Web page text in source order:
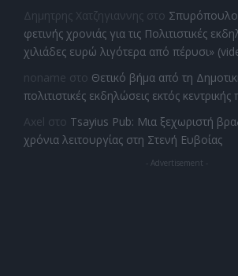
Δημητρης Χατζηγιαννης στο
φετινής χρονιάς για τις Πολιτιστικές
χιλιάδες ευρώ λιγότερα από πέρυσι»
noname στο Θετικό βήμα από τη
πολιτιστικές εκδηλώσεις εκτός κεντρικής
Axel στο Tsayius Pub: Μια ξεχωριστή
χρόνια λειτουργίας στη Στενή Ευβοίας
- Advertisement -